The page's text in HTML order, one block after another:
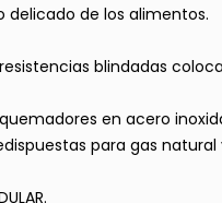
de los alimentos.
blindadas
en acero
para gas